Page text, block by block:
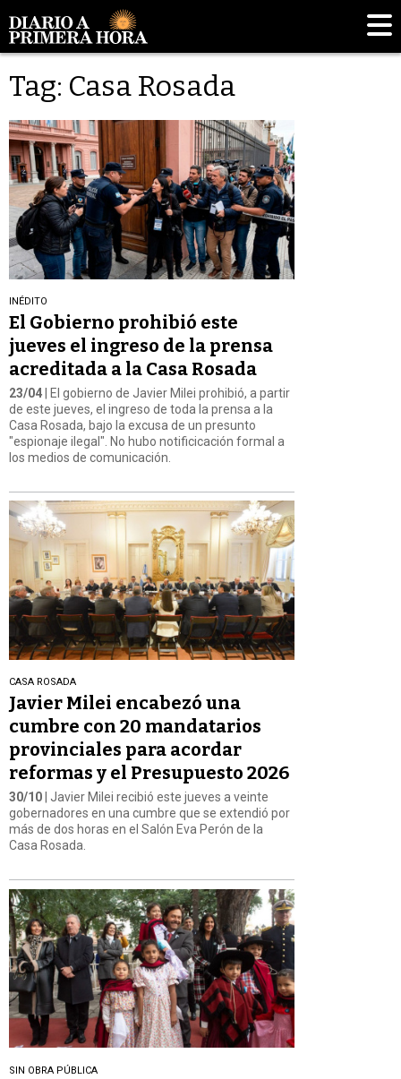
Tag: Casa Rosada
INÉDITO
El Gobierno prohibió este
jueves el ingreso de la prensa
acreditada a la Casa Rosada
23/04 | El gobierno de Javier Milei prohibió, a partir
de este jueves, el ingreso de toda la prensa a la
Casa Rosada, bajo la excusa de un presunto
"espionaje ilegal". No hubo notificicación formal a
los medios de comunicación.
CASA ROSADA
Javier Milei encabezó una
cumbre con 20 mandatarios
provinciales para acordar
reformas y el Presupuesto 2026
30/10 | Javier Milei recibió este jueves a veinte
gobernadores en una cumbre que se extendió por
más de dos horas en el Salón Eva Perón de la
Casa Rosada.
SIN OBRA PÚBLICA